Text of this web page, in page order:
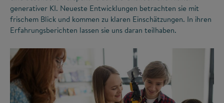
generativer KI. Neueste Entwicklungen betrachten sie mit
frischem Blick und kommen zu klaren Einschätzungen. In ihren
Erfahrungsberichten lassen sie uns daran teilhaben.